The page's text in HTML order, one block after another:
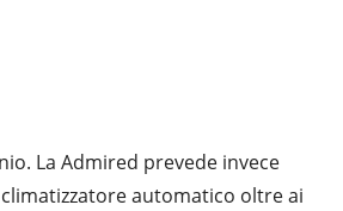
La Admired prevede invece
automatico oltre ai